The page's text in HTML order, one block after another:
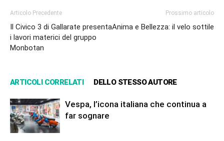
Articolo Precedente
Il Civico 3 di Gallarate presenta
i lavori materici del gruppo
Monbotan
Prossimo articolo
Anima e Bellezza: il velo sottile
ARTICOLI CORRELATI DELLO STESSO AUTORE
Vespa, l’icona italiana che continua a
far sognare